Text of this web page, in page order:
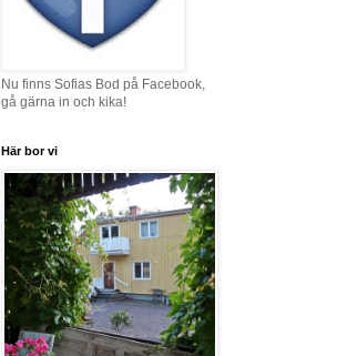
Nu finns Sofias Bod på Facebook,
gå gärna in och kika!
Här bor vi